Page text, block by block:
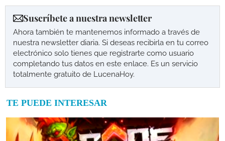
Suscríbete a nuestra newsletter
Ahora también te mantenemos informado a través de
nuestra newsletter diaria. Si deseas recibirla en tu correo
electrónico solo tienes que registrarte como usuario
completando tus datos en este enlace. Es un servicio
totalmente gratuito de LucenaHoy.
TE PUEDE INTERESAR